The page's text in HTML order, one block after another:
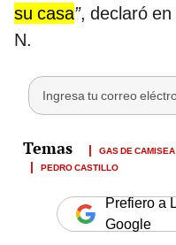
su casa”, declaró
N.
GAS DE CAMISEA
PEDRO CASTILLO
Prefiero a
Google